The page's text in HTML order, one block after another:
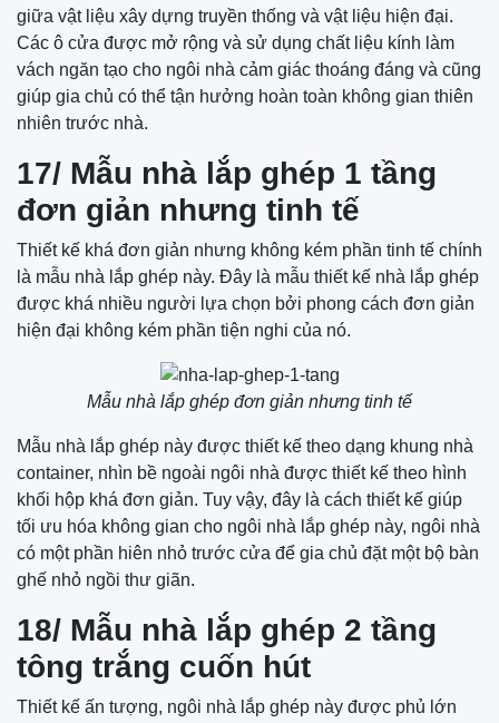
giữa vật liệu xây dựng truyền thống và vật liệu hiện đại.
Các ô cửa được mở rộng và sử dụng chất liệu kính làm
vách ngăn tạo cho ngôi nhà cảm giác thoáng đáng và cũng
giúp gia chủ có thể tận hưởng hoàn toàn không gian thiên
nhiên trước nhà.
17/ Mẫu nhà lắp ghép 1 tầng
đơn giản nhưng tinh tế
Thiết kế khá đơn giản nhưng không kém phần tinh tế chính
là mẫu nhà lắp ghép này. Đây là mẫu thiết kế nhà lắp ghép
được khá nhiều người lựa chọn bởi phong cách đơn giản
hiện đại không kém phần tiện nghi của nó.
Mẫu nhà lắp ghép đơn giản nhưng tinh tế
Mẫu nhà lắp ghép này được thiết kế theo dạng khung nhà
container, nhìn bề ngoài ngôi nhà được thiết kế theo hình
khối hộp khá đơn giản. Tuy vậy, đây là cách thiết kế giúp
tối ưu hóa không gian cho ngôi nhà lắp ghép này, ngôi nhà
có một phần hiên nhỏ trước cửa để gia chủ đặt một bộ bàn
ghế nhỏ ngồi thư giãn.
18/ Mẫu nhà lắp ghép 2 tầng
tông trắng cuốn hút
Thiết kế ấn tượng, ngôi nhà lắp ghép này được phủ lớn